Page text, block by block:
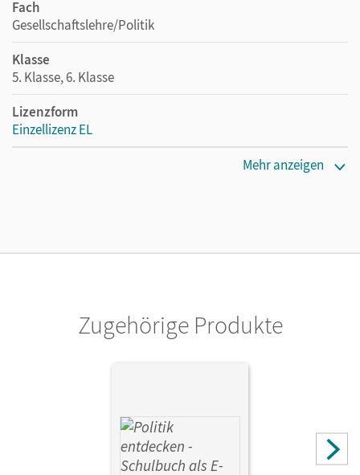
Fach
Gesellschaftslehre/Politik
Klasse
5. Klasse, 6. Klasse
Lizenzform
Einzellizenz EL
Mehr anzeigen
Zugehörige Produkte